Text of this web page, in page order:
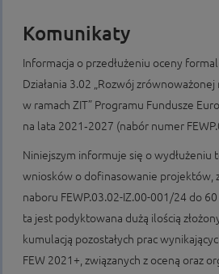
Komunikaty
Informacja o przedłużeniu oceny
Działania 3.02 „Rozwój
w ramach ZIT” Programu Fundusze
na lata 2021‑2027 (nabór numer
Niniejszym informuje się o
wniosków o dofinasowanie projektów,
naboru FEWP.03.02-IZ.00-001/24 do
ta jest podyktowana dużą ilością
kumulacją pozostałych prac
FEW 2021+, związanych z oceną oraz